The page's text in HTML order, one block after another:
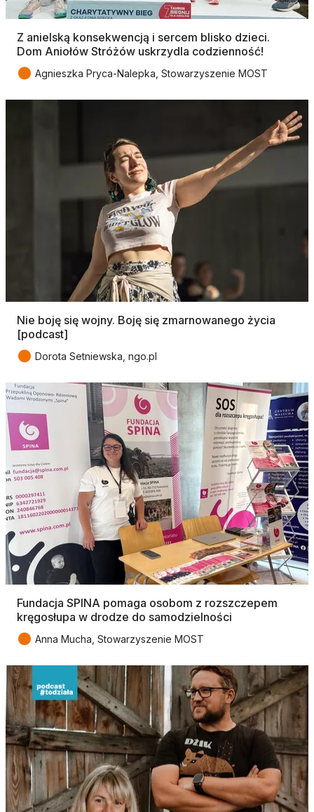
Z anielską konsekwencją i sercem blisko dzieci.
Dom Aniołów Stróżów uskrzydla codzienność!
● Agnieszka Pryca-Nalepka, Stowarzyszenie MOST
Nie boję się wojny. Boję się zmarnowanego życia
[podcast]
● Dorota Setniewska, ngo.pl
Fundacja SPINA pomaga osobom z rozszczepem
kręgosłupa w drodze do samodzielności
● Anna Mucha, Stowarzyszenie MOST